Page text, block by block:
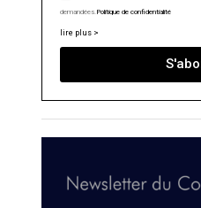
demandées. Politique de confidentialité
lire plus >